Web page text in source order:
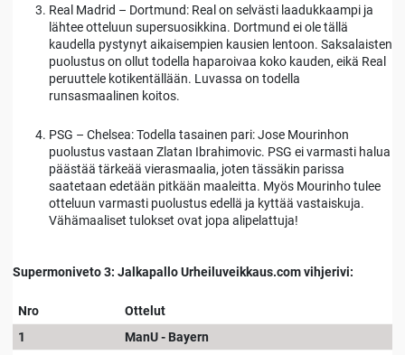
Real Madrid – Dortmund: Real on selvästi laadukkaampi ja
lähtee otteluun supersuosikkina. Dortmund ei ole tällä
kaudella pystynyt aikaisempien kausien lentoon. Saksalaisten
puolustus on ollut todella haparoivaa koko kauden, eikä Real
peruuttele kotikentällään. Luvassa on todella
runsasmaalinen koitos.
PSG – Chelsea: Todella tasainen pari: Jose Mourinhon
puolustus vastaan Zlatan Ibrahimovic. PSG ei varmasti halua
päästää tärkeää vierasmaalia, joten tässäkin parissa
saatetaan edetään pitkään maaleitta. Myös Mourinho tulee
otteluun varmasti puolustus edellä ja kyttää vastaiskuja.
Vähämaaliset tulokset ovat jopa alipelattuja!
Supermoniveto 3: Jalkapallo Urheiluveikkaus.com vihjerivi:
Nro
Ottelut
1
ManU - Bayern